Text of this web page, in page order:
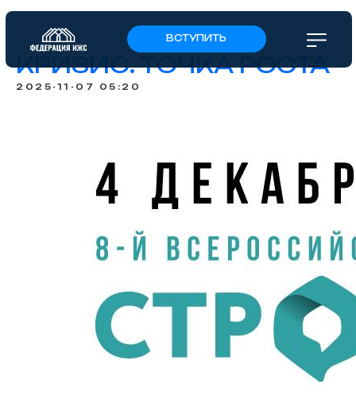
ВСТУПИТЬ
КРИЗИС. ТОЧКА РОСТА
2025-11-07 05:20